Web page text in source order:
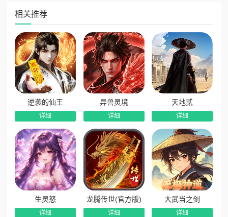
霸的震撼体验。
2、超高30倍充值回馈：全新版本福利重磅升级，进游即
享30倍超值充值回馈，开荒发育性价比拉满，福利力度空前。
3、首日登录自选强力角色：首次登录游戏即可免费自选高
阶强力角色，开局解锁核心战力，起步快人一步，轻松开荒发
育。
4、连登领取限定女神英雄：累计登录免费领取史诗英雄大
地女神盖亚，自带超强团队治疗能力，持续续航、稳扎稳打，
全程助力队伍作战。
相关推荐
逆袭的仙王
详细
异兽灵境
详细
天地贰
详细
生灵怒
详细
龙腾传世(官方版)
详细
大武当之剑
详细